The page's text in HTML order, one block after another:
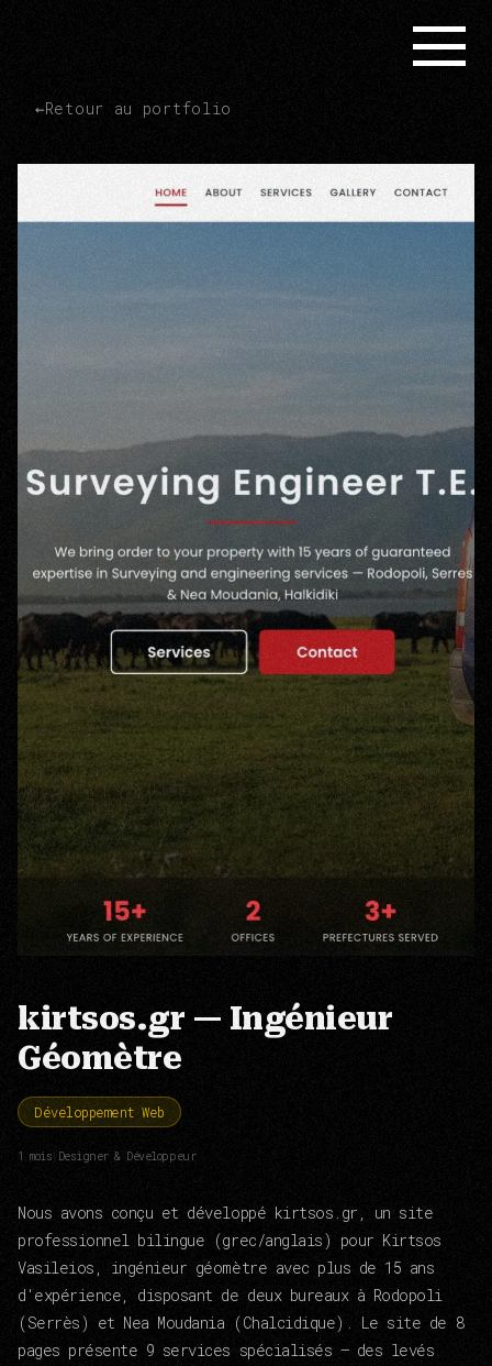
←Retour au portfolio
kirtsos.gr — Ingénieur
Géomètre
Développement Web
1 mois Designer & Développeur
Nous avons conçu et développé kirtsos.gr, un site
professionnel bilingue (grec/anglais) pour Kirtsos
Vasileios, ingénieur géomètre avec plus de 15 ans
d'expérience, disposant de deux bureaux à Rodopoli
(Serrès) et Nea Moudania (Chalcidique). Le site de 8
pages présente 9 services spécialisés — des levés